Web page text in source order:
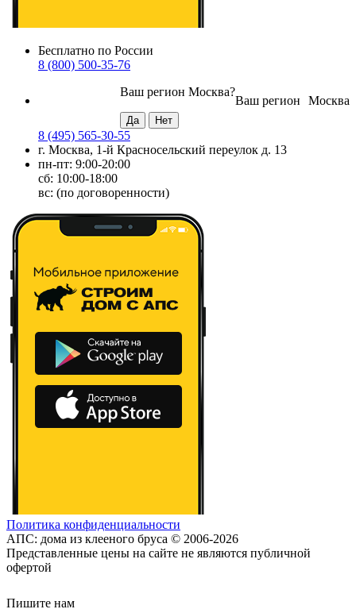
Бесплатно по России
8 (800) 500-35-76
Москва
Ваш регион
Ваш регион Москва?
8 (495) 565-30-55
г. Москва, 1-й Красносельский переулок д. 13
пн-пт: 9:00-20:00
сб: 10:00-18:00
вс: (по договоренности)
Политика конфиденциальности
АПС: дома из клееного бруса © 2006-2026
Представленные цены на сайте не являются публичной
офертой
Пишите нам